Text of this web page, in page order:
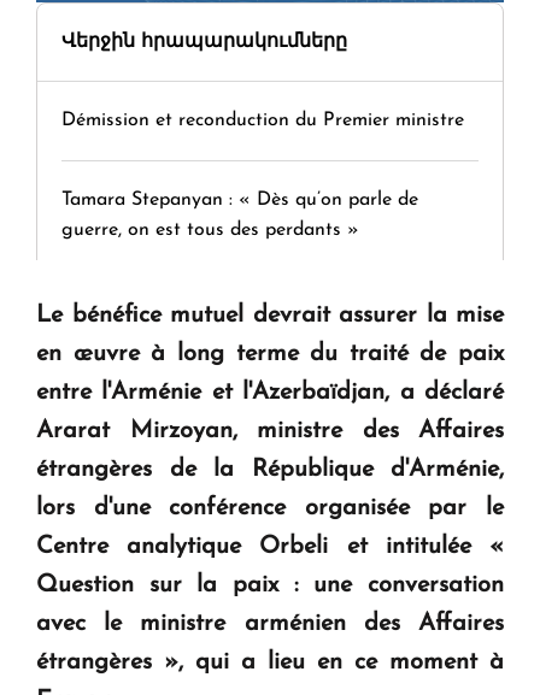
Վերջին հրապարակումները
Démission et reconduction du Premier ministre
Tamara Stepanyan : « Dès qu’on parle de
guerre, on est tous des perdants »
" Tant qu'il n'existe pas d'alternative concrète, la
question d'un référendum ne se pose pas. "
KASA : 30 ans d'audace, de résilience et d'avenir
Le premier hôtel Hyatt Regency d'Arménie
ouvrira ses portes à Dilijan
Le bénéfice mutuel devrait assurer la mise
en œuvre à long terme du traité de paix
entre l'Arménie et l'Azerbaïdjan, a déclaré
Ararat Mirzoyan, ministre des Affaires
étrangères de la République d'Arménie,
lors d'une conférence organisée par le
Centre analytique Orbeli et intitulée «
Question sur la paix : une conversation
avec le ministre arménien des Affaires
étrangères », qui a lieu en ce moment à